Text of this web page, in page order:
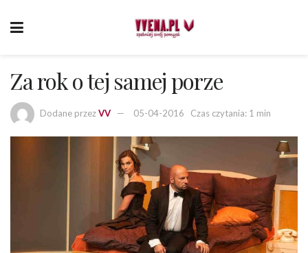
Za rok o tej samej porze
Dodane przezVV 05-04-2016 Czas czytania: 1 min